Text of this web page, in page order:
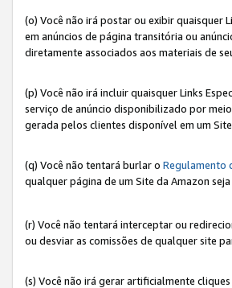
(o) Você não irá postar ou exibir quaisquer
em anúncios de página transitória ou
diretamente associados aos materiais de
(p) Você não irá incluir quaisquer Links
serviço de anúncio disponibilizado por
gerada pelos clientes disponível em um
(q) Você não tentará burlar o Regulamento
qualquer página de um Site da Amazon
(r) Você não tentará interceptar ou
ou desviar as comissões de qualquer site
(s) Você não irá gerar artificialmente